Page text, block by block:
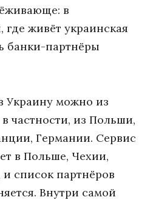
в
где живёт украинская
банки-партнёры
Украину можно из
частности, из Польши,
Германии. Сервис
в Польше, Чехии,
список партнёров
Внутри самой